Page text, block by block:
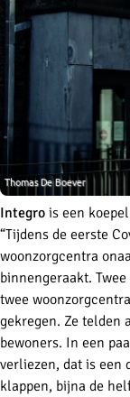
Integro is een
“Tijdens de eerste
woonzorgcentra
binnengeraakt.
twee
gekregen. Ze telden
bewoners. In een
verliezen, dat is een
klappen, bijna de